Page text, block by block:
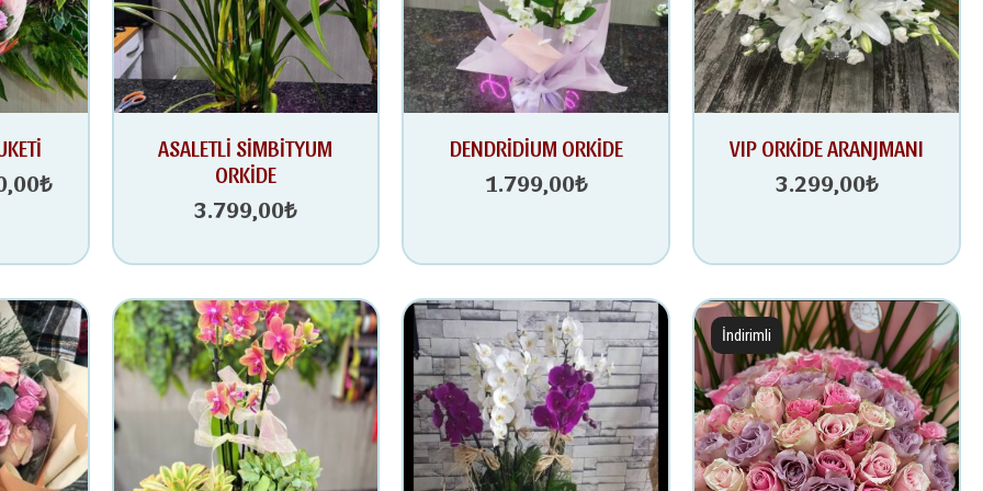
₺fiyat:
ASALETLİ SİMBİTYUM
ORKİDE
3.799,00₺
DENDRİDİUM ORKİDE
1.799,00₺
VIP ORKİDE ARANJMANI
3.299,00₺
İndirimli